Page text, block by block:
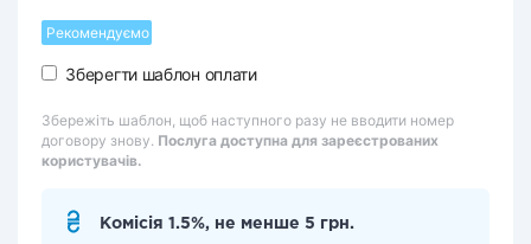
Рекомендуємо
Зберегти шаблон оплати
Збережіть шаблон, щоб наступного разу не вводити номер
договору знову. Послуга доступна для зареєстрованих
користувачів.
Комісія 1.5%, не менше 5 грн.